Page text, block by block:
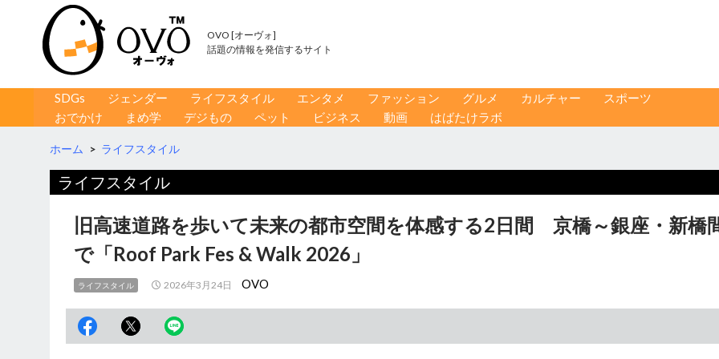
OVO [オーヴォ]
話題の情報を発信するサイト
コンテンツへ移動
SDGs ジェンダー ライフスタイル エンタメ ファッション グルメ カルチャー
スポーツ
おでかけ
まめ学 デジもの ペット ビジネス 動画 はばたけラボ
ホーム > ライフスタイル
ライフスタイル
旧高速道路を歩いて未来の都市空間を体感する2日間 京橋～銀座・新橋
で「Roof Park Fes & Walk 2026」
ライフスタイル 2026年3月24日 OVO